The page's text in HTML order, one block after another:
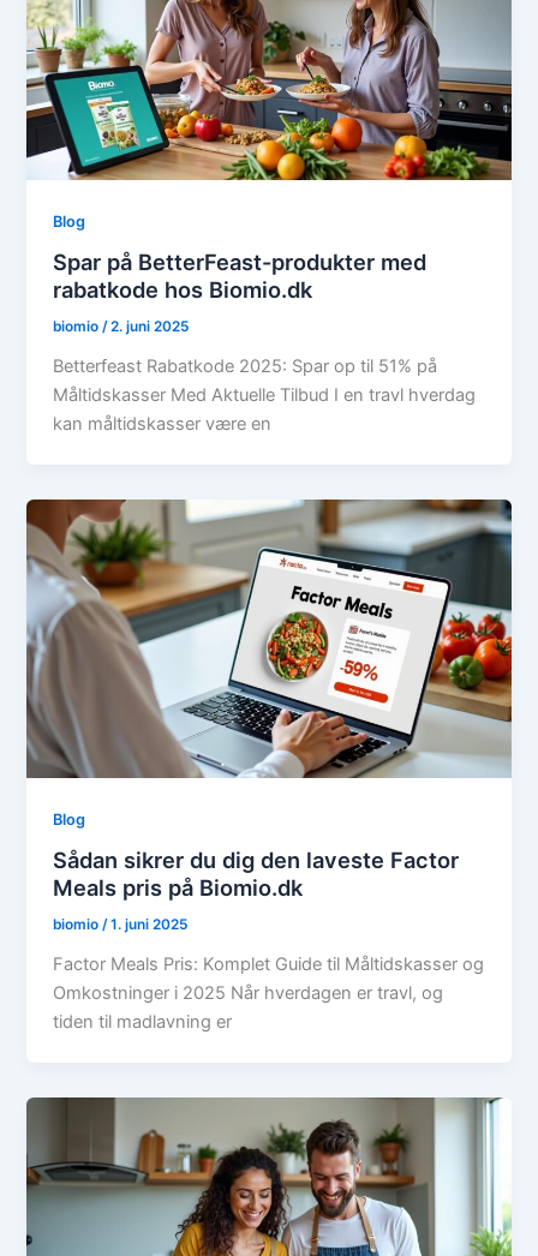
Blog
Spar på BetterFeast-produkter med
rabatkode hos Biomio.dk
biomio/2. juni 2025
Betterfeast Rabatkode 2025: Spar op til 51% på
Måltidskasser Med Aktuelle Tilbud I en travl hverdag
kan måltidskasser være en
Blog
Sådan sikrer du dig den laveste Factor
Meals pris på Biomio.dk
biomio/1. juni 2025
Factor Meals Pris: Komplet Guide til Måltidskasser og
Omkostninger i 2025 Når hverdagen er travl, og
tiden til madlavning er